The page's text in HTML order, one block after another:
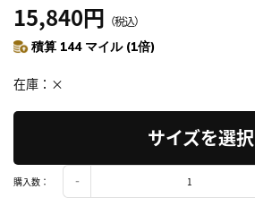
15,840円 （税込）
積算 144 マイル (1倍)
在庫 ×
サイズを選択
購入数：